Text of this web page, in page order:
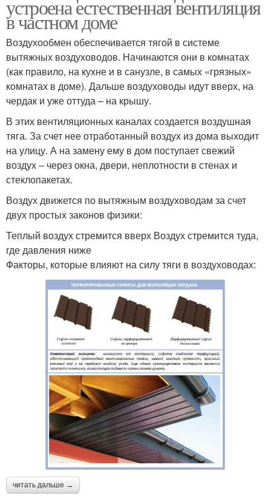
устроена естественная вентиляция
в частном доме
Воздухообмен обеспечивается тягой в системе
вытяжных воздуховодов. Начинаются они в комнатах
(как правило, на кухне и в санузле, в самых «грязных»
комнатах в доме). Дальше воздуховоды идут вверх, на
чердак и уже оттуда – на крышу.
В этих вентиляционных каналах создается воздушная
тяга. За счет нее отработанный воздух из дома выходит
на улицу. А на замену ему в дом поступает свежий
воздух – через окна, двери, неплотности в стенах и
стеклопакетах.
Воздух движется по вытяжным воздуховодам за счет
двух простых законов физики:
Теплый воздух стремится вверх Воздух стремится туда,
где давления ниже
Факторы, которые влияют на силу тяги в воздуховодах:
читать дальше →